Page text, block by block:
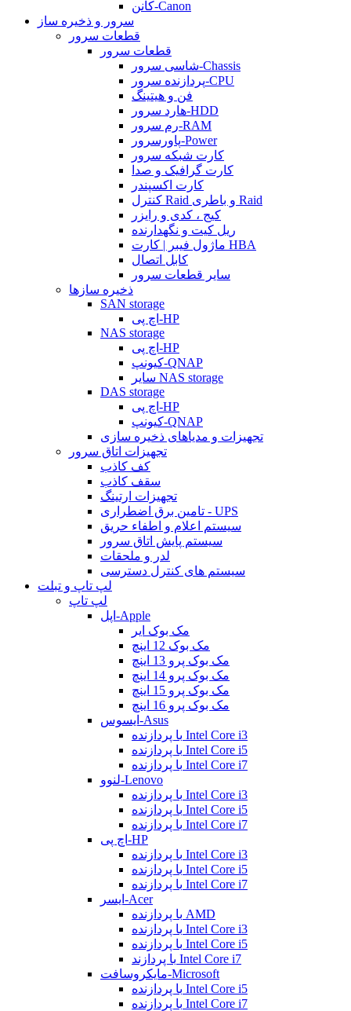
کانن-Canon
سرور و ذخیره ساز
قطعات سرور
قطعات سرور
شاسی سرور-Chassis
پردازنده سرور-CPU
فن و هیتینگ
هارد سرور-HDD
رم سرور-RAM
پاورسرور-Power
کارت شبکه سرور
کارت گرافیک و صدا
کارت اکسپندر
کنترل Raid و باطری Raid
کیج ، کدی و رایزر
ریل کیت و نگهدارنده
ماژول فیبر | کارت HBA
کابل اتصال
سایر قطعات سرور
ذخیره سازها
SAN storage
اچ پی-HP
NAS storage
اچ پی-HP
کیونپ-QNAP
سایر NAS storage
DAS storage
اچ پی-HP
کیونپ-QNAP
تجهیزات و مدیاهای ذخیره سازی
تجهیزات اتاق سرور
کف کاذب
سقف کاذب
تجهیزات ارتینگ
تامین برق اضطراری - UPS
سیستم اعلام و اطفاء حریق
سیستم پایش اتاق سرور
لدر و ملحقات
سیستم های کنترل دسترسی
لپ تاپ و تبلت
لپ تاپ
اپل-Apple
مک بوک ایر
مک بوک 12 اینچ
مک بوک پرو 13 اینچ
مک بوک پرو 14 اینچ
مک بوک پرو 15 اینچ
مک بوک پرو 16 اینچ
ایسوس-Asus
با پردازنده Intel Core i3
با پردازنده Intel Core i5
با پردازنده Intel Core i7
لنوو-Lenovo
با پردازنده Intel Core i3
با پردازنده Intel Core i5
با پردازنده Intel Core i7
اچ پی-HP
با پردازنده Intel Core i3
با پردازنده Intel Core i5
با پردازنده Intel Core i7
ایسر-Acer
با پردازنده AMD
با پردازنده Intel Core i3
با پردازنده Intel Core i5
با پردازند Intel Core i7
مایکروسافت-Microsoft
با پردازنده Intel Core i5
با پردازنده Intel Core i7